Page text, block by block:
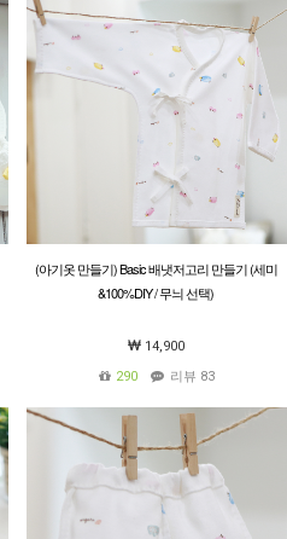
(아기옷 만들기) Basic 배냇저고리 만들기 (세미
&100%DIY / 무늬 선택)
14,900
290
리뷰 83